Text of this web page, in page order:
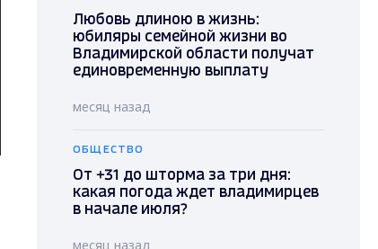
Любовь длиною в жизнь:
юбиляры семейной жизни во
Владимирской области получат
единовременную выплату
месяц назад
ОБЩЕСТВО
От +31 до шторма за три дня:
какая погода ждет владимирцев
в начале июля?
месяц назад